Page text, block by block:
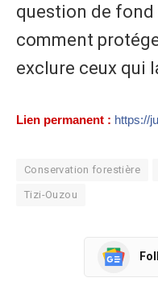
question de fond
comment
exclure ceux qui
Lien permanent : https://
Conservation forestière
Tizi-Ouzou